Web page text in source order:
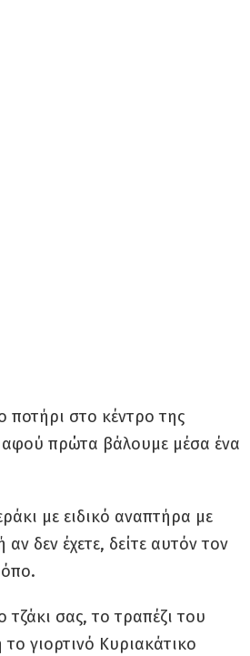
ποτήρι στο κέντρο της
πρώτα βάλουμε μέσα ένα
με ειδικό αναπτήρα με
δεν έχετε, δείτε αυτόν τον
τζάκι σας, το τραπέζι του
γιορτινό Κυριακάτικο